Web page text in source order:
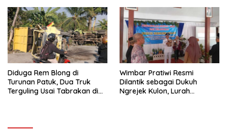
Tourism
Diduga Rem Blong di
Turunan Patuk, Dua Truk
Terguling Usai Tabrakan di
Wimbar Pratiwi Resmi
Dilantik sebagai Dukuh
Ngrejek Kulon, Lurah